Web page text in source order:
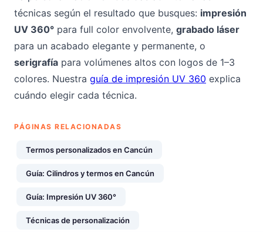
técnicas según el resultado que busques: impresión
UV 360° para full color envolvente, grabado láser
para un acabado elegante y permanente, o
serigrafía para volúmenes altos con logos de 1–3
colores. Nuestra guía de impresión UV 360 explica
cuándo elegir cada técnica.
PÁGINAS RELACIONADAS
Termos personalizados en Cancún
Guía: Cilindros y termos en Cancún
Guía: Impresión UV 360°
Técnicas de personalización